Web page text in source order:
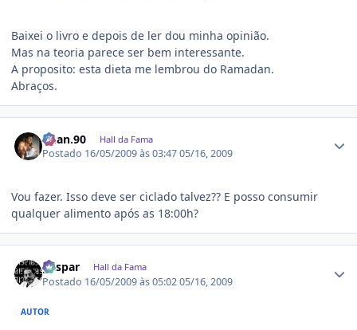
Baixei o livro e depois de ler dou minha opinião.
Mas na teoria parece ser bem interessante.
A proposito: esta dieta me lembrou do Ramadan.
Abraços.
Ruan.90 Hall da Fama
Postado 16/05/2009 às 03:4705/16, 2009
Vou fazer. Isso deve ser ciclado talvez?? E posso consumir
qualquer alimento após as 18:00h?
gaspar Hall da Fama
Postado 16/05/2009 às 05:0205/16, 2009
AUTOR